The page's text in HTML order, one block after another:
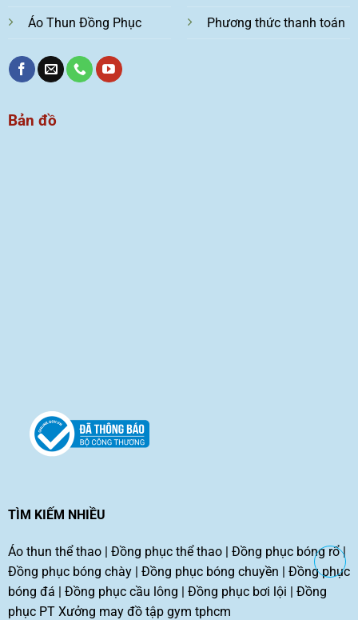
Áo Thun Đồng Phục Phương thức thanh toán
Bản đồ
TÌM KIẾM NHIỀU
Áo thun thể thao| Đồng phục thể thao| Đồng phục bóng rổ|
Đồng phục bóng chày| Đồng phục bóng chuyền | Đồng phục
bóng đá | Đồng phục cầu lông | Đồng phục bơi lội | Đồng
phục PT Xưởng may đồ tập gym tphcm